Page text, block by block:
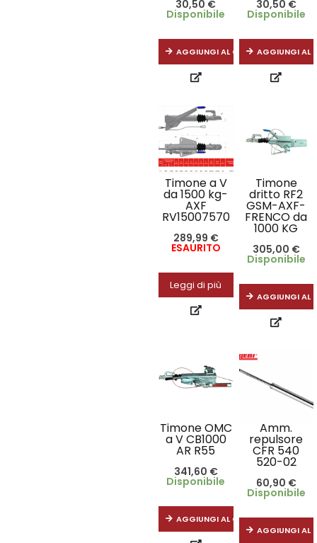
30,50 €
Disponibile
AGGIUNGI AL CARRELLO
30,50 €
Disponibile
AGGIUNGI AL
Timone a V
da 1500 kg-
AXF
RV15007570
289,99 €
ESAURITO
Leggi di più
Timone
dritto RF2
GSM-AXF-
FRENCO da
1000 KG
305,00 €
Disponibile
AGGIUNGI AL
Timone OMC
a V CB1000
AR R55
341,60 €
Disponibile
AGGIUNGI AL CARRELLO
Amm.
repulsore
CFR 540
520-02
60,90 €
Disponibile
AGGIUNGI AL